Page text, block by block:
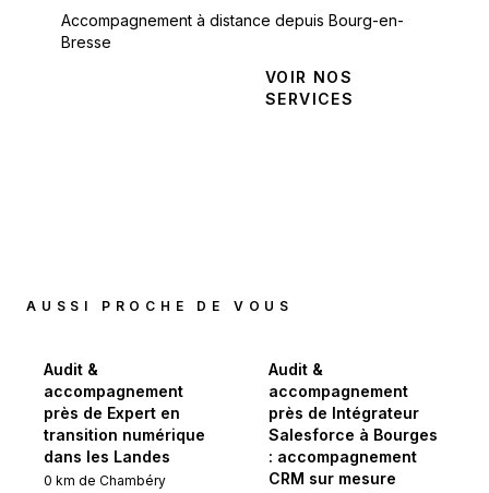
Accompagnement à distance depuis Bourg-en-
Bresse
VOIR NOS
SERVICES
AUSSI PROCHE DE VOUS
Audit &
accompagnement
près de Expert en
transition numérique
dans les Landes
0 km de Chambéry
Audit &
accompagnement
près de Intégrateur
Salesforce à Bourges
: accompagnement
CRM sur mesure